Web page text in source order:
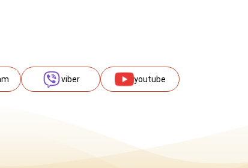
viber youtube